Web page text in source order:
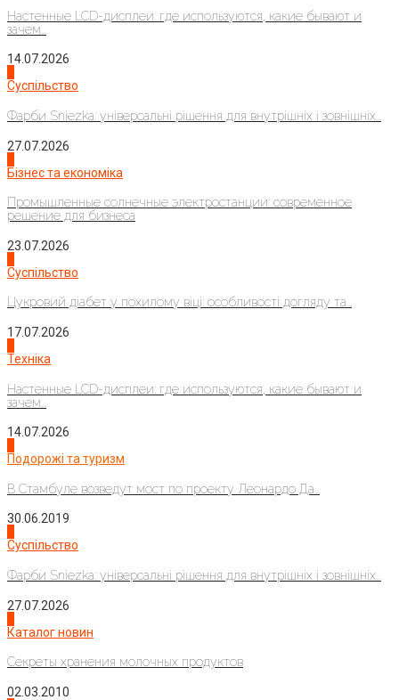
Настенные LCD-дисплеи: где используются, какие бывают и
зачем...
14.07.2026
Суспільство
Фарби Sniezka: універсальні рішення для внутрішніх і зовнішніх...
27.07.2026
Бізнес та економіка
Промышленные солнечные электростанции: современное
решение для бизнеса
23.07.2026
Суспільство
Цукровий діабет у похилому віці: особливості догляду та...
17.07.2026
Техніка
Настенные LCD-дисплеи: где используются, какие бывают и
зачем...
14.07.2026
Подорожі та туризм
В Стамбуле возведут мост по проекту Леонардо Да...
30.06.2019
Суспільство
Фарби Sniezka: універсальні рішення для внутрішніх і зовнішніх...
27.07.2026
Каталог новин
Секреты хранения молочных продуктов
02.03.2010